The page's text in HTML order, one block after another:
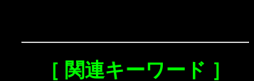
［ 関連キーワード ］